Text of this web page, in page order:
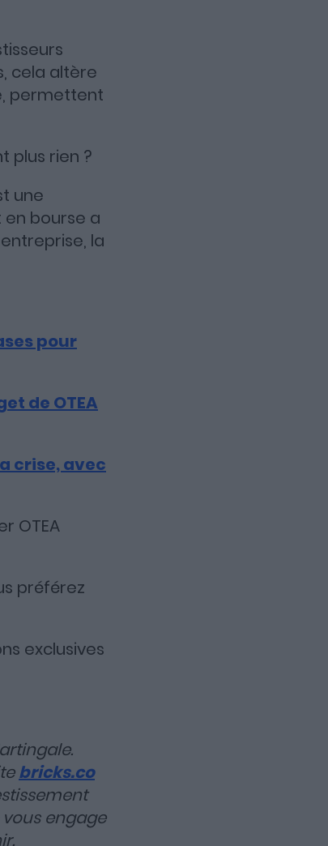
cela altère
permettent
plus rien ?
une
bourse a
la
pour
de OTEA
crise, avec
OTEA
préférez
exclusives
bricks.co
vous engage